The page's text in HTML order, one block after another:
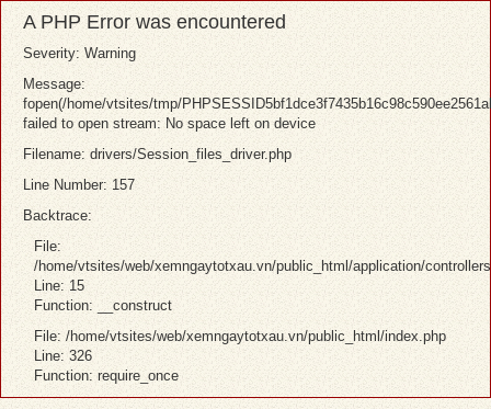
A PHP Error was encountered
Severity: Warning
Message:
fopen(/home/vtsites/tmp/
failed to open stream: No space left on device
Filename: drivers/Session_files_driver.php
Line Number: 157
Backtrace:
File:
/home/vtsites/web/xemngaytotxau.vn/public_html/application/
Line: 15
Function: __construct
File: /home/vtsites/web/xemngaytotxau.vn/public_html/index.php
Line: 326
Function: require_once